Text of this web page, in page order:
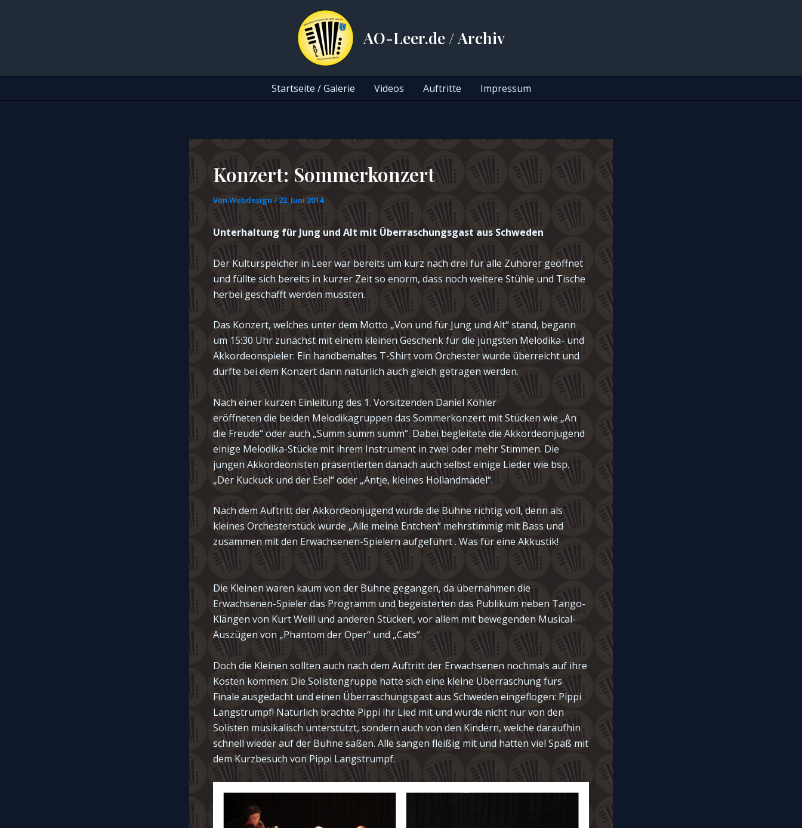
AO-Leer.de / Archiv
Startseite / Galerie Videos Auftritte Impressum
Konzert: Sommerkonzert
Von Webdesign / 22. Juni 2014
Unterhaltung für Jung und Alt mit Überraschungsgast aus Schweden
Der Kulturspeicher in Leer war bereits um kurz nach drei für alle Zuhörer geöffnet
und füllte sich bereits in kurzer Zeit so enorm, dass noch weitere Stühle und Tische
herbei geschafft werden mussten.
Das Konzert, welches unter dem Motto „Von und für Jung und Alt“ stand, begann
um 15:30 Uhr zunächst mit einem kleinen Geschenk für die jüngsten Melodika- und
Akkordeonspieler: Ein handbemaltes T-Shirt vom Orchester wurde überreicht und
durfte bei dem Konzert dann natürlich auch gleich getragen werden.
Nach einer kurzen Einleitung des 1. Vorsitzenden Daniel Köhler
eröffneten die beiden Melodikagruppen das Sommerkonzert mit Stücken wie „An
die Freude“ oder auch „Summ summ summ“. Dabei begleitete die Akkordeonjugend
einige Melodika-Stücke mit ihrem Instrument in zwei oder mehr Stimmen. Die
jungen Akkordeonisten präsentierten danach auch selbst einige Lieder wie bsp.
„Der Kuckuck und der Esel“ oder „Antje, kleines Hollandmädel“.
Nach dem Auftritt der Akkordeonjugend wurde die Bühne richtig voll, denn als
kleines Orchesterstück wurde „Alle meine Entchen“ mehrstimmig mit Bass und
zusammen mit den Erwachsenen-Spielern aufgeführt . Was für eine Akkustik!
Die Kleinen waren kaum von der Bühne gegangen, da übernahmen die
Erwachsenen-Spieler das Programm und begeisterten das Publikum neben Tango-
Klängen von Kurt Weill und anderen Stücken, vor allem mit bewegenden Musical-
Auszügen von „Phantom der Oper“ und „Cats“.
Doch die Kleinen sollten auch nach dem Auftritt der Erwachsenen nochmals auf ihre
Kosten kommen: Die Solistengruppe hatte sich eine kleine Überraschung fürs
Finale ausgedacht und einen Überraschungsgast aus Schweden eingeflogen: Pippi
Langstrumpf! Natürlich brachte Pippi ihr Lied mit und wurde nicht nur von den
Solisten musikalisch unterstützt, sondern auch von den Kindern, welche daraufhin
schnell wieder auf der Bühne saßen. Alle sangen fleißig mit und hatten viel Spaß mit
dem Kurzbesuch von Pippi Langstrumpf.